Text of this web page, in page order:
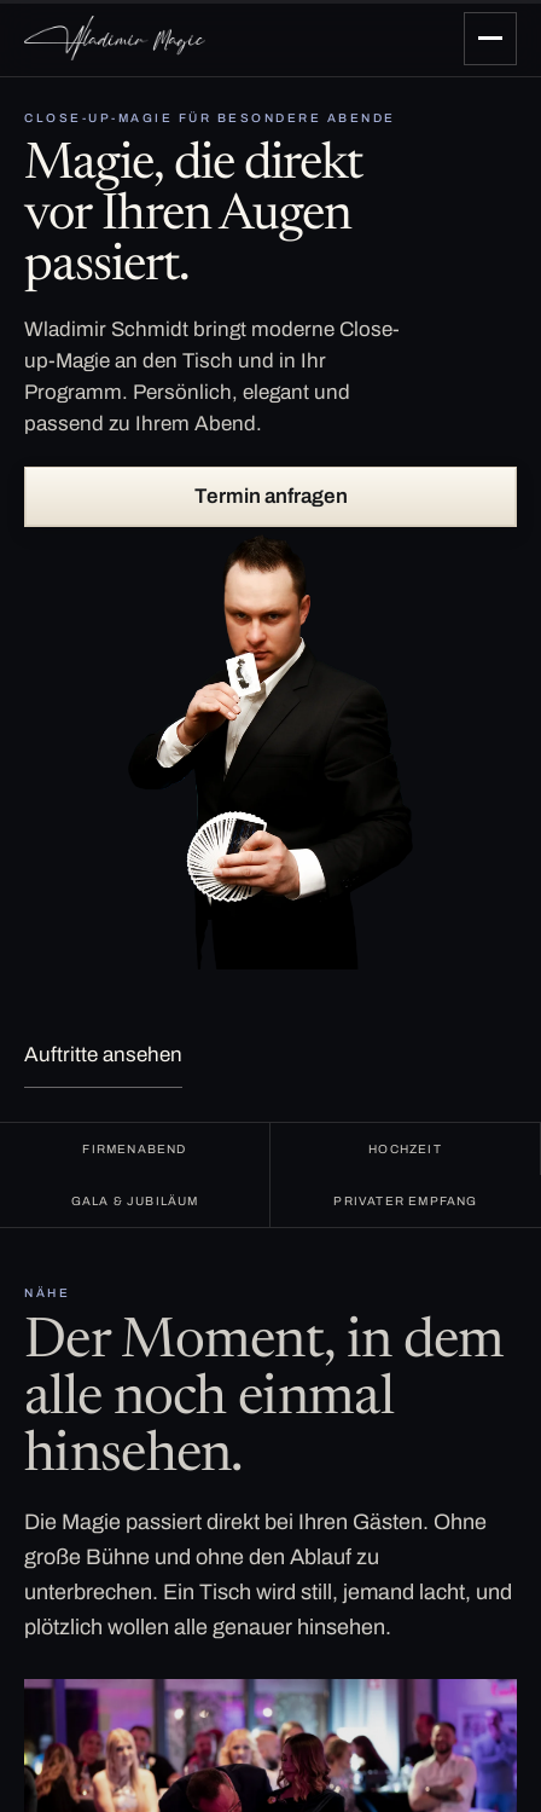
CLOSE-UP-MAGIE FÜR BESONDERE ABENDE
Magie, die direkt
vor Ihren Augen
passiert.
Wladimir Schmidt bringt moderne Close-
up-Magie an den Tisch und in Ihr
Programm. Persönlich, elegant und
passend zu Ihrem Abend.
Termin anfragen
Auftritte ansehen
FIRMENABEND HOCHZEIT
GALA & JUBILÄUM PRIVATER EMPFANG
NÄHE
Der Moment, in dem
alle noch einmal
hinsehen.
Die Magie passiert direkt bei Ihren Gästen. Ohne
große Bühne und ohne den Ablauf zu
unterbrechen. Ein Tisch wird still, jemand lacht, und
plötzlich wollen alle genauer hinsehen.